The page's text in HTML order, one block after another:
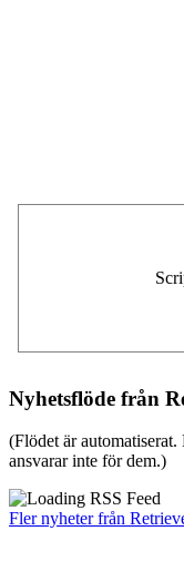
Nyhetsflöde från
(Flödet är
ansvarar inte för dem.)
Fler nyheter från